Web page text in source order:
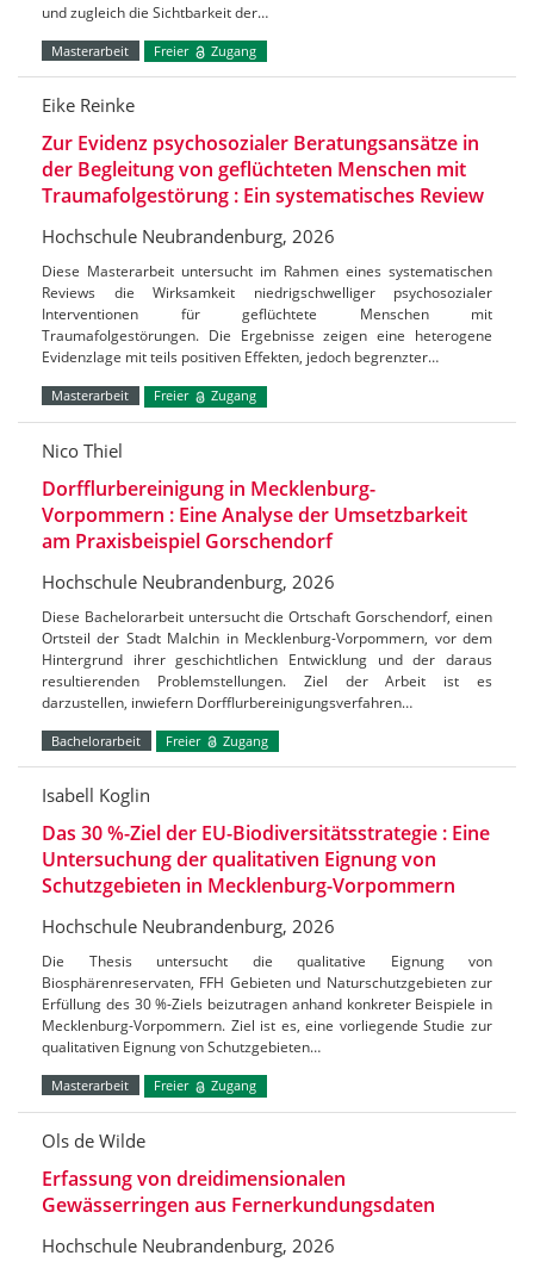
und zugleich die Sichtbarkeit der…
Masterarbeit Freier Zugang
Eike Reinke
Zur Evidenz psychosozialer Beratungsansätze in
der Begleitung von geflüchteten Menschen mit
Traumafolgestörung : Ein systematisches Review
Hochschule Neubrandenburg, 2026
Diese Masterarbeit untersucht im Rahmen eines systematischen
Reviews die Wirksamkeit niedrigschwelliger psychosozialer
Interventionen für geflüchtete Menschen mit
Traumafolgestörungen. Die Ergebnisse zeigen eine heterogene
Evidenzlage mit teils positiven Effekten, jedoch begrenzter…
Masterarbeit Freier Zugang
Nico Thiel
Dorfflurbereinigung in Mecklenburg-
Vorpommern : Eine Analyse der Umsetzbarkeit
am Praxisbeispiel Gorschendorf
Hochschule Neubrandenburg, 2026
Diese Bachelorarbeit untersucht die Ortschaft Gorschendorf, einen
Ortsteil der Stadt Malchin in Mecklenburg-Vorpommern, vor dem
Hintergrund ihrer geschichtlichen Entwicklung und der daraus
resultierenden Problemstellungen. Ziel der Arbeit ist es
darzustellen, inwiefern Dorfflurbereinigungsverfahren…
Bachelorarbeit Freier Zugang
Isabell Koglin
Das 30 %-Ziel der EU-Biodiversitätsstrategie : Eine
Untersuchung der qualitativen Eignung von
Schutzgebieten in Mecklenburg-Vorpommern
Hochschule Neubrandenburg, 2026
Die Thesis untersucht die qualitative Eignung von
Biosphärenreservaten, FFH Gebieten und Naturschutzgebieten zur
Erfüllung des 30 %-Ziels beizutragen anhand konkreter Beispiele in
Mecklenburg-Vorpommern. Ziel ist es, eine vorliegende Studie zur
qualitativen Eignung von Schutzgebieten…
Masterarbeit Freier Zugang
Ols de Wilde
Erfassung von dreidimensionalen
Gewässerringen aus Fernerkundungsdaten
Hochschule Neubrandenburg, 2026